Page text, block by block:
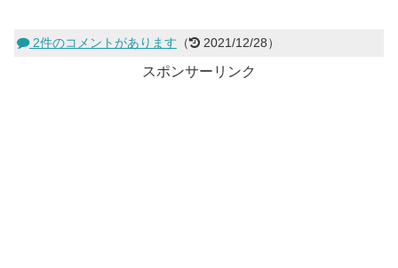
2件のコメントがあります （ 2021/12/28）
スポンサーリンク